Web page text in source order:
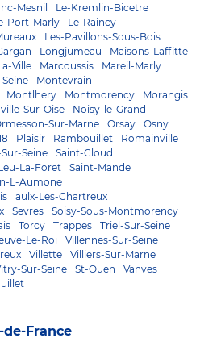
Mesnil
Le-Kremlin-Bicetre
Port-Marly
Le-Raincy
Les-Pavillons-Sous-Bois
Longjumeau
Maisons-Laffitte
Ville Marcoussis
Mareil-Marly
Montevrain
Montlhery Montmorency
Morangis
Sur-Oise
Noisy-le-Grand
Sur-Marne Orsay
Osny
Plaisir Rambouillet
Romainville
Seine
Saint-Cloud
La-Foret
Saint-Mande
L-Aumone
aulx-Les-Chartreux
Sevres
Soisy-Sous-Montmorency
Torcy Trappes
Triel-Sur-Seine
Le-Roi
Villennes-Sur-Seine
Villette
Villiers-Sur-Marne
Sur-Seine St-Ouen
Vanves
de-France